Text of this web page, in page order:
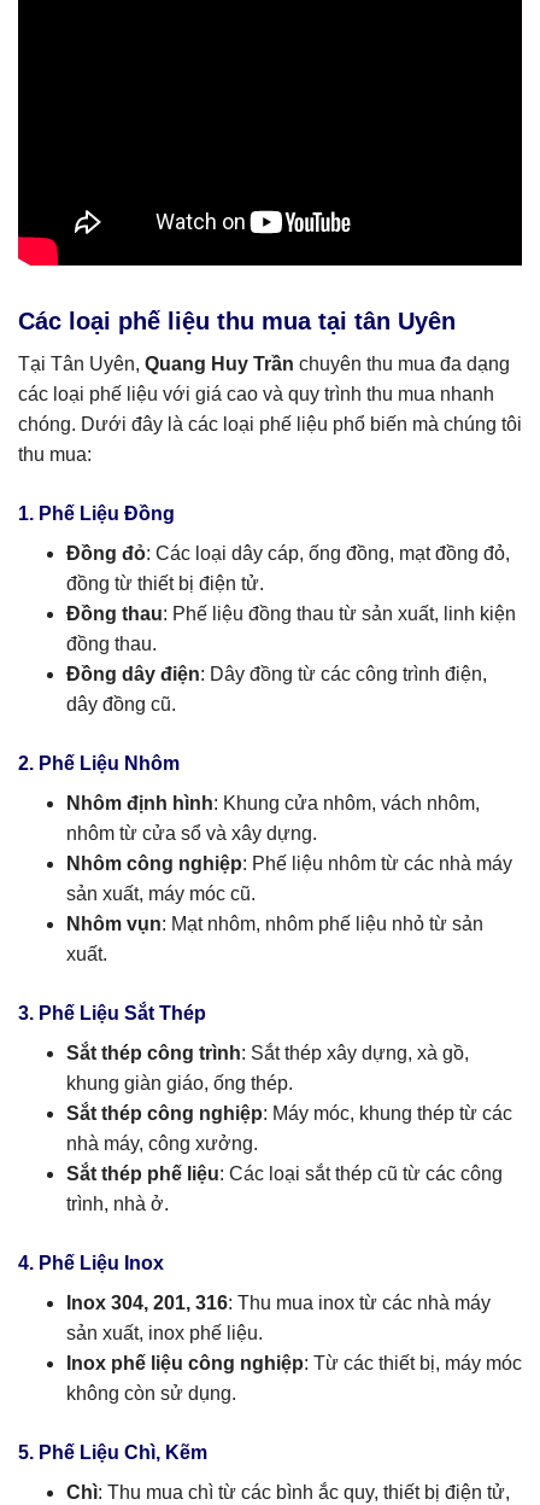
Các loại phế liệu thu mua tại tân Uyên
Tại Tân Uyên, Quang Huy Trần chuyên thu mua đa dạng
các loại phế liệu với giá cao và quy trình thu mua nhanh
chóng. Dưới đây là các loại phế liệu phổ biến mà chúng tôi
thu mua:
1. Phế Liệu Đồng
Đồng đỏ: Các loại dây cáp, ống đồng, mạt đồng đỏ,
đồng từ thiết bị điện tử.
Đồng thau: Phế liệu đồng thau từ sản xuất, linh kiện
đồng thau.
Đồng dây điện: Dây đồng từ các công trình điện,
dây đồng cũ.
2. Phế Liệu Nhôm
Nhôm định hình: Khung cửa nhôm, vách nhôm,
nhôm từ cửa sổ và xây dựng.
Nhôm công nghiệp: Phế liệu nhôm từ các nhà máy
sản xuất, máy móc cũ.
Nhôm vụn: Mạt nhôm, nhôm phế liệu nhỏ từ sản
xuất.
3. Phế Liệu Sắt Thép
Sắt thép công trình: Sắt thép xây dựng, xà gồ,
khung giàn giáo, ống thép.
Sắt thép công nghiệp: Máy móc, khung thép từ các
nhà máy, công xưởng.
Sắt thép phế liệu: Các loại sắt thép cũ từ các công
trình, nhà ở.
4. Phế Liệu Inox
Inox 304, 201, 316: Thu mua inox từ các nhà máy
sản xuất, inox phế liệu.
Inox phế liệu công nghiệp: Từ các thiết bị, máy móc
không còn sử dụng.
5. Phế Liệu Chì, Kẽm
Chì: Thu mua chì từ các bình ắc quy, thiết bị điện tử,